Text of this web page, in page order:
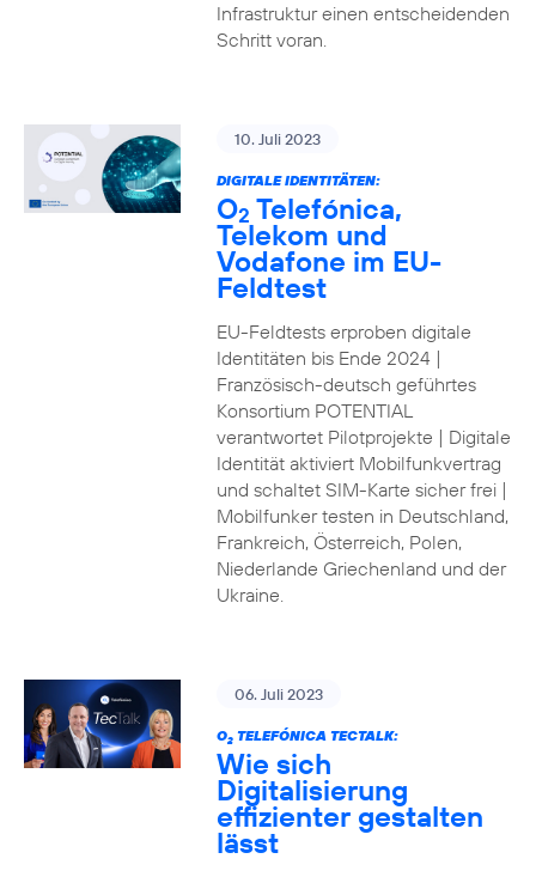
Infrastruktur einen entscheidenden
Schritt voran.
10. Juli 2023
DIGITALE IDENTITÄTEN:
O2 Telefónica,
Telekom und
Vodafone im EU-
Feldtest
EU-Feldtests erproben digitale
Identitäten bis Ende 2024 |
Französisch-deutsch geführtes
Konsortium POTENTIAL
verantwortet Pilotprojekte | Digitale
Identität aktiviert Mobilfunkvertrag
und schaltet SIM-Karte sicher frei |
Mobilfunker testen in Deutschland,
Frankreich, Österreich, Polen,
Niederlande Griechenland und der
Ukraine.
06. Juli 2023
O2TELEFÓNICA TECTALK:
Wie sich
Digitalisierung
effizienter gestalten
lässt